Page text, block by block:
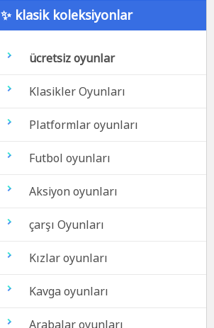
✨ klasik koleksiyonlar
ücretsiz oyunlar
Klasikler Oyunları
Platformlar oyunları
Futbol oyunları
Aksiyon oyunları
çarşı Oyunları
Kızlar oyunları
Kavga oyunları
Arabalar oyunları